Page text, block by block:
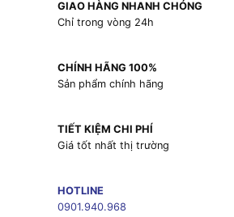
GIAO HÀNG NHANH CHÓNG
Chỉ trong vòng 24h
CHÍNH HÃNG 100%
Sản phẩm chính hãng
TIẾT KIỆM CHI PHÍ
Giá tốt nhất thị trường
HOTLINE
0901.940.968